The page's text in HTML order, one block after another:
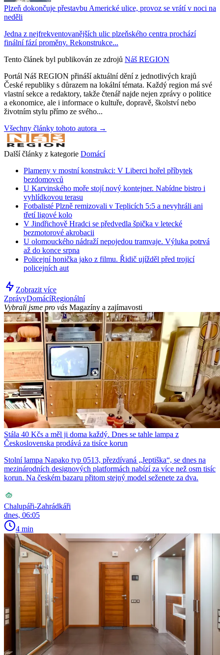
Plzeň dokončuje přestavbu Americké ulice, provoz se vrátí v noci na
neděli
Jedna z nejfrekventovanějších ulic plzeňského centra prochází
finální fází proměny. Rekonstrukce...
Tento článek byl publikován ze zdrojů Náš REGION
Portál Náš REGION přináší aktuální dění z jednotlivých krajů
České republiky s důrazem na lokální témata. Každý region má své
vlastní sekce a redaktory, takže čtenář najde nejen zprávy o politice
a ekonomice, ale i informace o kultuře, dopravě, školství nebo
životním stylu přímo ze svého...
Všechny články tohoto autora →
Další články z kategorie Domácí
Plameny v mostní konstrukci: V Liberci hořel příbytek
bezdomovců
U Karvinského moře stojí nový kontejner. Nabídne bistro i
vyhlídkovou terasu
Fotbalisté Plzně remizovali v Teplicích 5:5 a nevyhráli ani
třetí ligové kolo
V Jindřichově Hradci se předvedla špička v letecké
bezmotorové akrobacii
U olomouckého nádraží nepojedou tramvaje. Výluka potrvá
až do konce srpna
Policejní honička jako z filmu. Řidič ujížděl před trojicí
policejních aut
Zobrazit více
ZprávyDomácíRegionální
Vybrali jsme pro vás Magazíny a zajímavosti
Stála 40 Kčs a měl ji doma každý. Dnes se tahle lampa z
Československa prodává za tisíce korun
Stolní lampa Napako typ 0513, přezdívaná „Jeptiška“, se dnes na
mezinárodních designových platformách nabízí za více než osm tisíc
korun. Na českém bazaru přitom stejný model seženete za dva.
Chalupáři-Zahrádkáři
dnes, 06:05
4 min